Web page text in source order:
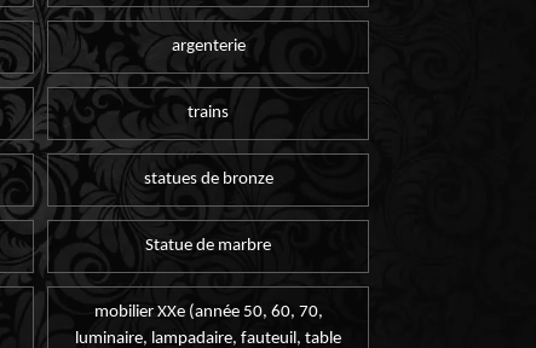
argenterie
trains
statues de bronze
Statue de marbre
mobilier XXe (année 50, 60, 70,
luminaire, lampadaire, fauteuil, table